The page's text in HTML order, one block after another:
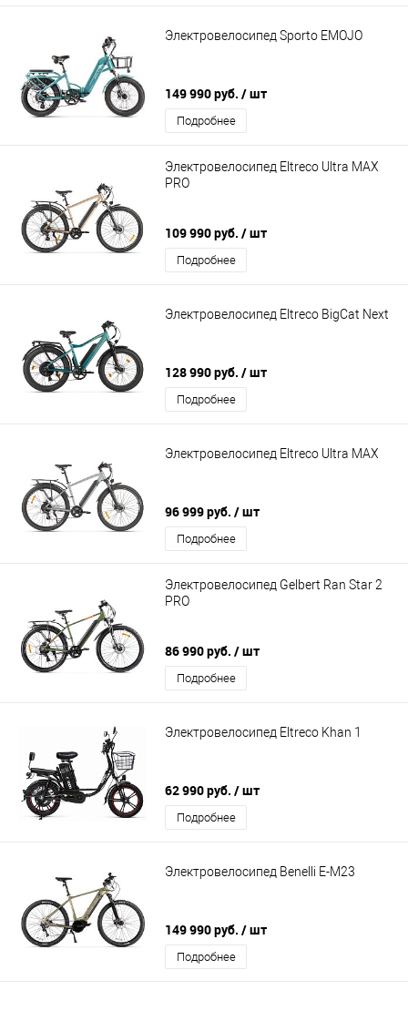
Электровелосипед Sporto EMOJO
149 990 руб. / шт
Подробнее
Электровелосипед Eltreco Ultra MAX
PRO
109 990 руб. / шт
Подробнее
Электровелосипед Eltreco BigCat Next
128 990 руб. / шт
Подробнее
Электровелосипед Eltreco Ultra MAX
96 999 руб. / шт
Подробнее
Электровелосипед Gelbert Ran Star 2
PRO
86 990 руб. / шт
Подробнее
Электровелосипед Eltreco Khan 1
62 990 руб. / шт
Подробнее
Электровелосипед Benelli E-M23
149 990 руб. / шт
Подробнее